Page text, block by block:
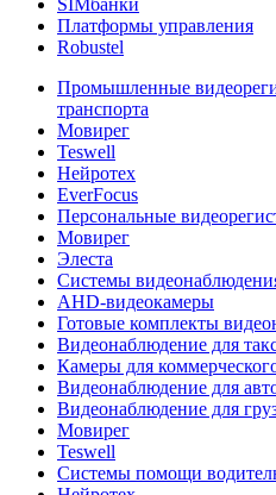
SIMбанки
Платформы управления
Robustel
Промышленные
транспорта
Мовирег
Teswell
Нейротех
EverFocus
Персональные
Мовирег
Элеста
Системы
AHD-видеокамеры
Готовые комплекты
Видеонаблюдение для
Камеры для
Видеонаблюдение для
Видеонаблюдение для
Мовирег
Teswell
Системы помощи